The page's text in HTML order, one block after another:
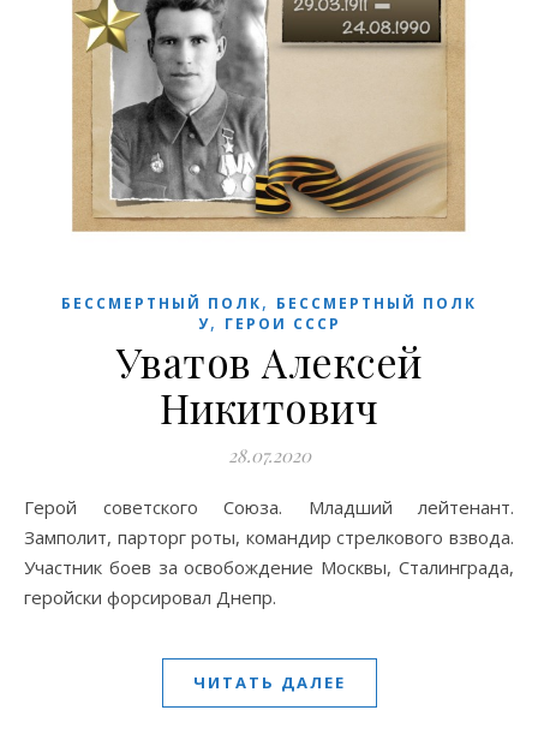
БЕССМЕРТНЫЙ ПОЛК, БЕССМЕРТНЫЙ ПОЛК
У, ГЕРОИ СССР
Уватов Алексей
Никитович
28.07.2020
Герой советского Союза. Младший лейтенант.
Замполит, парторг роты, командир стрелкового взвода.
Участник боев за освобождение Москвы, Сталинграда,
геройски форсировал Днепр.
ЧИТАТЬ ДАЛЕЕ